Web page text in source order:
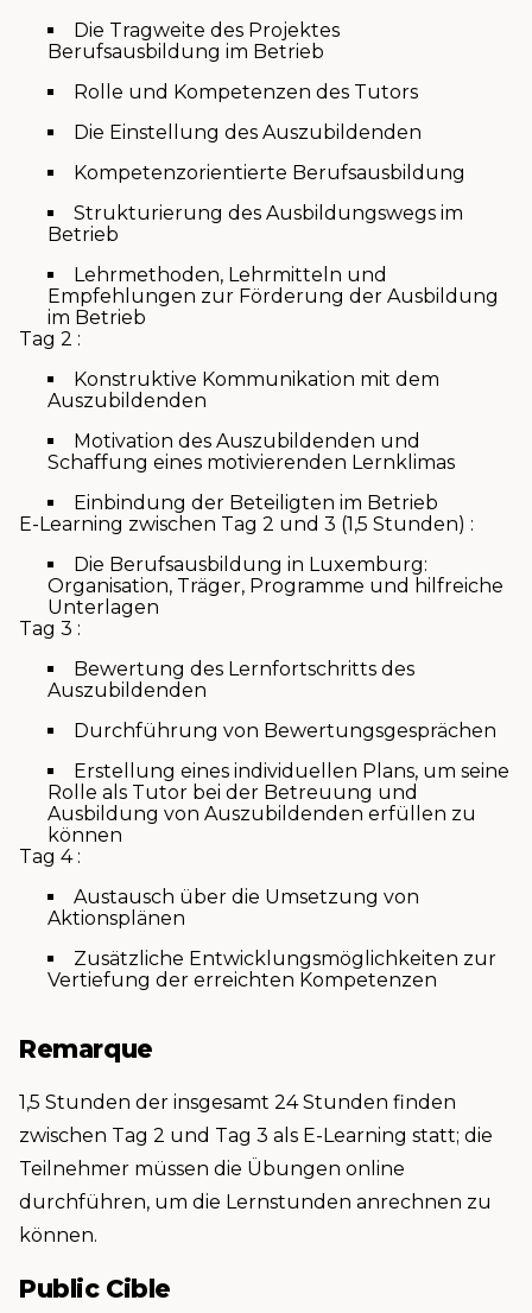
Die Tragweite des Projektes
Berufsausbildung im Betrieb
Rolle und Kompetenzen des Tutors
Die Einstellung des Auszubildenden
Kompetenzorientierte Berufsausbildung
Strukturierung des Ausbildungswegs im
Betrieb
Lehrmethoden, Lehrmitteln und
Empfehlungen zur Förderung der Ausbildung
im Betrieb
Tag 2 :
Konstruktive Kommunikation mit dem
Auszubildenden
Motivation des Auszubildenden und
Schaffung eines motivierenden Lernklimas
Einbindung der Beteiligten im Betrieb
E-Learning zwischen Tag 2 und 3 (1,5 Stunden) :
Die Berufsausbildung in Luxemburg:
Organisation, Träger, Programme und hilfreiche
Unterlagen
Tag 3 :
Bewertung des Lernfortschritts des
Auszubildenden
Durchführung von Bewertungsgesprächen
Erstellung eines individuellen Plans, um seine
Rolle als Tutor bei der Betreuung und
Ausbildung von Auszubildenden erfüllen zu
können
Tag 4 :
Austausch über die Umsetzung von
Aktionsplänen
Zusätzliche Entwicklungsmöglichkeiten zur
Vertiefung der erreichten Kompetenzen
Remarque
1,5 Stunden der insgesamt 24 Stunden finden
zwischen Tag 2 und Tag 3 als E-Learning statt; die
Teilnehmer müssen die Übungen online
durchführen, um die Lernstunden anrechnen zu
können.
Public Cible